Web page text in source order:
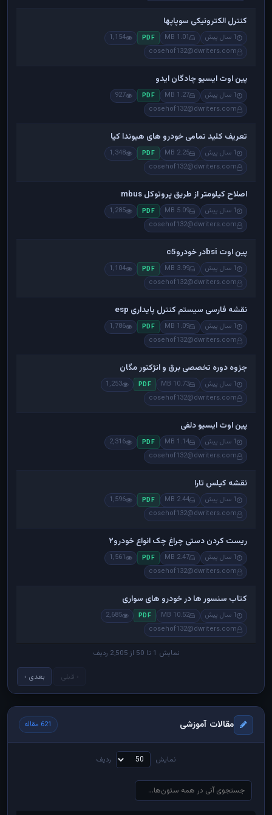
کنترل الکترونیکی سوپاپها
1 سال پیش 1.01 MB
PDF
1,154
cosehof132@dwriters.com
پین اوت ایسیو چادگان ایدو
1 سال پیش 1.27 MB
PDF
927
cosehof132@dwriters.com
تعریف کلید تمامی خودرو های هیوندا کیا
1 سال پیش 2.25 MB
PDF
1,348
cosehof132@dwriters.com
اصلاح کیلومتر از طریق پروتوکل mbus
1 سال پیش 5.09 MB
PDF
1,285
cosehof132@dwriters.com
پین اوت bsiدر خودروc5
1 سال پیش 3.99 MB
PDF
1,104
cosehof132@dwriters.com
نقشه فارسی سیستم کنترل پایداری esp
1 سال پیش 1.09 MB
PDF
1,786
cosehof132@dwriters.com
جزوه دوره تخصصی برق و انژکتور مگان
1 سال پیش 10.73 MB
PDF
1,253
cosehof132@dwriters.com
پین اوت ایسیو دلفی
1 سال پیش 1.14 MB
PDF
2,316
cosehof132@dwriters.com
نقشه کیلس تارا
1 سال پیش 2.44 MB
PDF
1,596
cosehof132@dwriters.com
ریست کردن دستی چراغ چک انواع خودرو۲
1 سال پیش 2.47 MB
PDF
1,561
cosehof132@dwriters.com
کتاب سنسور ها در خودرو های سواری
1 سال پیش 10.52 MB
PDF
2,685
cosehof132@dwriters.com
نمایش 1 تا 50 از 2,505 ردیف
‹ قبلی بعدی ›
مقالات آموزشی 621 مقاله
نمایش ردیف